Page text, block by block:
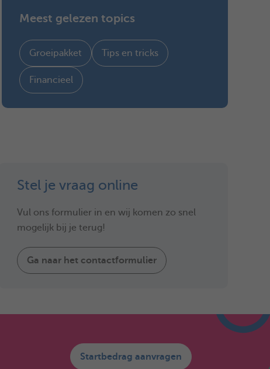
Meest gelezen topics
Groeipakket Tips en tricks
Financieel
Stel je vraag online
Vul ons formulier in en wij komen zo snel
mogelijk bij je terug!
Ga naar het contactformulier
Startbedrag aanvragen